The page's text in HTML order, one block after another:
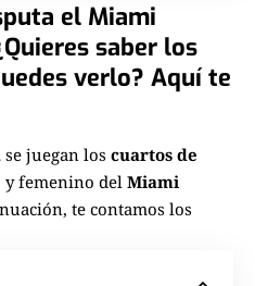
el Miami
saber los
verlo? Aquí te
se juegan los cuartos de
femenino del Miami
te contamos los